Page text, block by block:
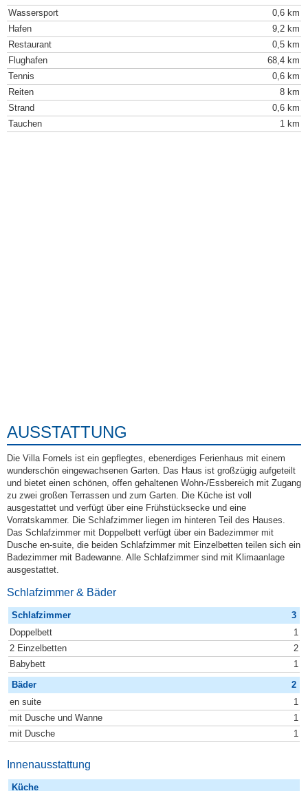
Wassersport
0,6 km
Hafen
9,2 km
Restaurant
0,5 km
Flughafen
68,4 km
Tennis
0,6 km
Reiten
8 km
Strand
0,6 km
Tauchen
1 km
AUSSTATTUNG
Die Villa Fornels ist ein gepflegtes, ebenerdiges Ferienhaus mit einem
wunderschön eingewachsenen Garten. Das Haus ist großzügig aufgeteilt
und bietet einen schönen, offen gehaltenen Wohn-/Essbereich mit Zugang
zu zwei großen Terrassen und zum Garten. Die Küche ist voll
ausgestattet und verfügt über eine Frühstücksecke und eine
Vorratskammer. Die Schlafzimmer liegen im hinteren Teil des Hauses.
Das Schlafzimmer mit Doppelbett verfügt über ein Badezimmer mit
Dusche en-suite, die beiden Schlafzimmer mit Einzelbetten teilen sich ein
Badezimmer mit Badewanne. Alle Schlafzimmer sind mit Klimaanlage
ausgestattet.
Schlafzimmer & Bäder
Schlafzimmer
3
Doppelbett
1
2 Einzelbetten
2
Babybett
1
Bäder
2
en suite
1
mit Dusche und Wanne
1
mit Dusche
1
Innenausstattung
Küche